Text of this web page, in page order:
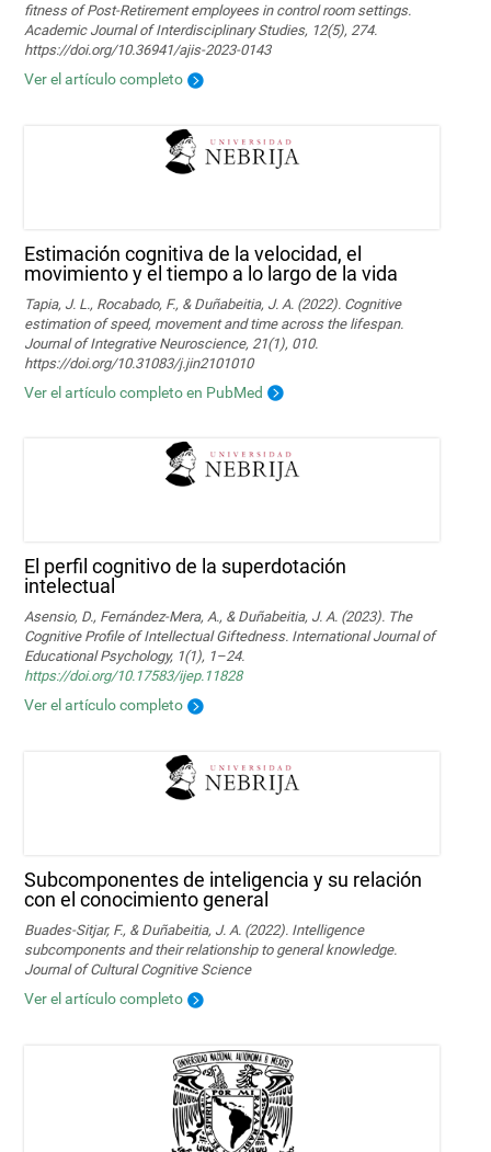
fitness of Post-Retirement employees in control room settings.
Academic Journal of Interdisciplinary Studies, 12(5), 274.
https://doi.org/10.36941/ajis-2023-0143
Ver el artículo completo
Estimación cognitiva de la velocidad, el
movimiento y el tiempo a lo largo de la vida
Tapia, J. L., Rocabado, F., & Duñabeitia, J. A. (2022). Cognitive
estimation of speed, movement and time across the lifespan.
Journal of Integrative Neuroscience, 21(1), 010.
https://doi.org/10.31083/j.jin2101010
Ver el artículo completo en PubMed
El perfil cognitivo de la superdotación
intelectual
Asensio, D., Fernández-Mera, A., & Duñabeitia, J. A. (2023). The
Cognitive Profile of Intellectual Giftedness. International Journal of
Educational Psychology, 1(1), 1–24.
https://doi.org/10.17583/ijep.11828
Ver el artículo completo
Subcomponentes de inteligencia y su relación
con el conocimiento general
Buades-Sitjar, F., & Duñabeitia, J. A. (2022). Intelligence
subcomponents and their relationship to general knowledge.
Journal of Cultural Cognitive Science
Ver el artículo completo